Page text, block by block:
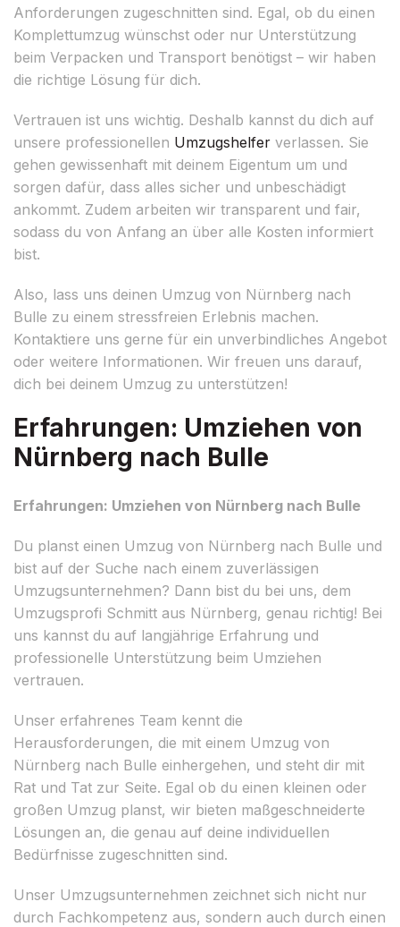
Anforderungen zugeschnitten sind. Egal, ob du einen
Komplettumzug wünschst oder nur Unterstützung
beim Verpacken und Transport benötigst – wir haben
die richtige Lösung für dich.
Vertrauen ist uns wichtig. Deshalb kannst du dich auf
unsere professionellen Umzugshelfer verlassen. Sie
gehen gewissenhaft mit deinem Eigentum um und
sorgen dafür, dass alles sicher und unbeschädigt
ankommt. Zudem arbeiten wir transparent und fair,
sodass du von Anfang an über alle Kosten informiert
bist.
Also, lass uns deinen Umzug von Nürnberg nach
Bulle zu einem stressfreien Erlebnis machen.
Kontaktiere uns gerne für ein unverbindliches Angebot
oder weitere Informationen. Wir freuen uns darauf,
dich bei deinem Umzug zu unterstützen!
Erfahrungen: Umziehen von
Nürnberg nach Bulle
Erfahrungen: Umziehen von Nürnberg nach Bulle
Du planst einen Umzug von Nürnberg nach Bulle und
bist auf der Suche nach einem zuverlässigen
Umzugsunternehmen? Dann bist du bei uns, dem
Umzugsprofi Schmitt aus Nürnberg, genau richtig! Bei
uns kannst du auf langjährige Erfahrung und
professionelle Unterstützung beim Umziehen
vertrauen.
Unser erfahrenes Team kennt die
Herausforderungen, die mit einem Umzug von
Nürnberg nach Bulle einhergehen, und steht dir mit
Rat und Tat zur Seite. Egal ob du einen kleinen oder
großen Umzug planst, wir bieten maßgeschneiderte
Lösungen an, die genau auf deine individuellen
Bedürfnisse zugeschnitten sind.
Unser Umzugsunternehmen zeichnet sich nicht nur
durch Fachkompetenz aus, sondern auch durch einen